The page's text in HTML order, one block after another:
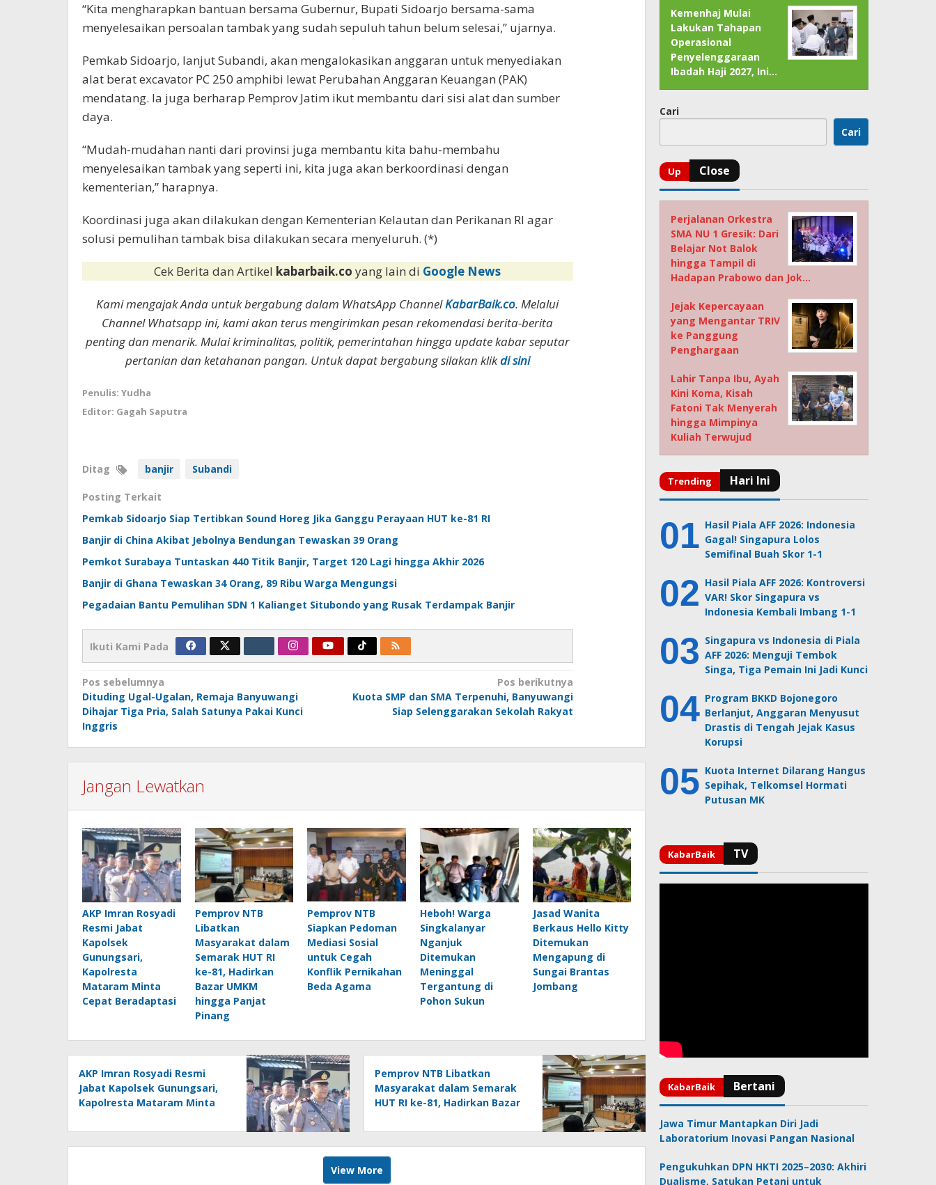
“Kita mengharapkan bantuan bersama Gubernur, Bupati Sidoarjo bersama-sama
menyelesaikan persoalan tambak yang sudah sepuluh tahun belum selesai,” ujarnya.
Pemkab Sidoarjo, lanjut Subandi, akan mengalokasikan anggaran untuk menyediakan
alat berat excavator PC 250 amphibi lewat Perubahan Anggaran Keuangan (PAK)
mendatang. Ia juga berharap Pemprov Jatim ikut membantu dari sisi alat dan sumber
daya.
“Mudah-mudahan nanti dari provinsi juga membantu kita bahu-membahu
menyelesaikan tambak yang seperti ini, kita juga akan berkoordinasi dengan
kementerian,” harapnya.
Koordinasi juga akan dilakukan dengan Kementerian Kelautan dan Perikanan RI agar
solusi pemulihan tambak bisa dilakukan secara menyeluruh. (*)
Cek Berita dan Artikel kabarbaik.coyang lain di Google News
Kami mengajak Anda untuk bergabung dalam WhatsApp ChannelKabarBaik.co. Melalui
Channel Whatsapp ini, kami akan terus mengirimkan pesan rekomendasi berita-berita
penting dan menarik. Mulai kriminalitas, politik, pemerintahan hingga update kabar seputar
pertanian dan ketahanan pangan. Untuk dapat bergabung silakan klikdi sini
Penulis: Yudha
Editor: Gagah Saputra
Ditag banjir Subandi
Posting Terkait
Pemkab Sidoarjo Siap Tertibkan Sound Horeg Jika Ganggu Perayaan HUT ke-81 RI
Banjir di China Akibat Jebolnya Bendungan Tewaskan 39 Orang
Pemkot Surabaya Tuntaskan 440 Titik Banjir, Target 120 Lagi hingga Akhir 2026
Banjir di Ghana Tewaskan 34 Orang, 89 Ribu Warga Mengungsi
Pegadaian Bantu Pemulihan SDN 1 Kalianget Situbondo yang Rusak Terdampak Banjir
Ikuti Kami Pada
Navigasi
pos
Pos sebelumnya
Dituding Ugal-Ugalan, Remaja Banyuwangi
Dihajar Tiga Pria, Salah Satunya Pakai Kunci
Inggris
Pos berikutnya
Kuota SMP dan SMA Terpenuhi, Banyuwangi
Siap Selenggarakan Sekolah Rakyat
Jangan Lewatkan
AKP Imran Rosyadi
Resmi Jabat
Kapolsek
Gunungsari,
Kapolresta
Mataram Minta
Cepat Beradaptasi
Pemprov NTB
Libatkan
Masyarakat dalam
Semarak HUT RI
ke-81, Hadirkan
Bazar UMKM
hingga Panjat
Pinang
Pemprov NTB
Siapkan Pedoman
Mediasi Sosial
untuk Cegah
Konflik Pernikahan
Beda Agama
Heboh! Warga
Singkalanyar
Nganjuk
Ditemukan
Meninggal
Tergantung di
Pohon Sukun
Jasad Wanita
Berkaus Hello Kitty
Ditemukan
Mengapung di
Sungai Brantas
Jombang
AKP Imran Rosyadi Resmi
Jabat Kapolsek Gunungsari,
Kapolresta Mataram Minta
Pemprov NTB Libatkan
Masyarakat dalam Semarak
HUT RI ke-81, Hadirkan Bazar
View More
Kemenhaj Mulai
Lakukan Tahapan
Operasional
Penyelenggaraan
Ibadah Haji 2027, Ini…
Cari
Cari
Perjalanan Orkestra
SMA NU 1 Gresik: Dari
Belajar Not Balok
hingga Tampil di
Hadapan Prabowo dan Jok…
Jejak Kepercayaan
yang Mengantar TRIV
ke Panggung
Penghargaan
Lahir Tanpa Ibu, Ayah
Kini Koma, Kisah
Fatoni Tak Menyerah
hingga Mimpinya
Kuliah Terwujud
Hasil Piala AFF 2026: Indonesia
Gagal! Singapura Lolos
Semifinal Buah Skor 1-1
Hasil Piala AFF 2026: Kontroversi
VAR! Skor Singapura vs
Indonesia Kembali Imbang 1-1
Singapura vs Indonesia di Piala
AFF 2026: Menguji Tembok
Singa, Tiga Pemain Ini Jadi Kunci
Program BKKD Bojonegoro
Berlanjut, Anggaran Menyusut
Drastis di Tengah Jejak Kasus
Korupsi
Kuota Internet Dilarang Hangus
Sepihak, Telkomsel Hormati
Putusan MK
Jawa Timur Mantapkan Diri Jadi
Laboratorium Inovasi Pangan Nasional
Pengukuhkan DPN HKTI 2025–2030: Akhiri
Dualisme, Satukan Petani untuk